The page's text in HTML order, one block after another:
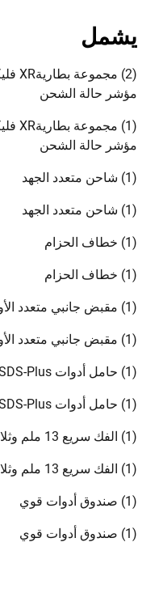
يشمل
مؤشر حالة الشحن
مؤشر حالة الشحن
(1) شاحن متعدد الجهد
(1) شاحن متعدد الجهد
(1) خطاف الحزام
(1) خطاف الحزام
(1) مقبض جانبي متعدد الأوضاع
(1) مقبض جانبي متعدد الأوضاع
(1) حامل أدوات SDS-Plus سريع التحرير
(1) حامل أدوات SDS-Plus سريع التحرير
(1) الفك سريع 13 ملم وثلاثة فكوك
(1) الفك سريع 13 ملم وثلاثة فكوك
(1) صندوق أدوات قوي
(1) صندوق أدوات قوي